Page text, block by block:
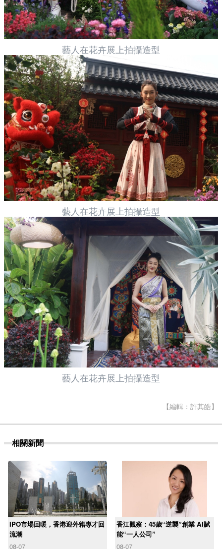
藝人在花卉展上拍攝造型
藝人在花卉展上拍攝造型
藝人在花卉展上拍攝造型
【編輯：許其皓】
相關新聞
IPO市場回暖，香港迎外籍專才回
流潮
08-07
香江觀察：45歲“逆襲”創業 AI賦
能“一人公司”
08-07